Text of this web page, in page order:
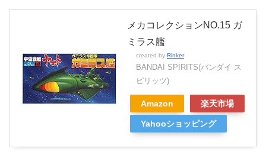
メカコレクションNO.15 ガ
ミラス艦
created by Rinker
BANDAI SPIRITS(バンダイ ス
ピリッツ)
Amazon 楽天市場
Yahooショッピング